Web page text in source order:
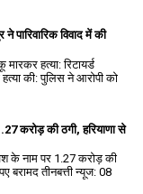
पारिवारिक विवाद में की
हत्या: रिटायर्ड
हत्या की: पुलिस ने आरोपी को
करोड़ की ठगी, हरियाणा से
के नाम पर 1.27 करोड़ की
बरामद तीनबत्ती न्यूज: 08